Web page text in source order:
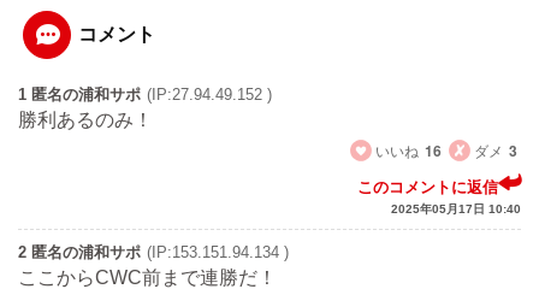
コメント
1 匿名の浦和サポ (IP:27.94.49.152 )
勝利あるのみ！
いいね 16 ダメ 3
このコメントに返信
2025年05月17日 10:40
2 匿名の浦和サポ (IP:153.151.94.134 )
ここからCWC前まで連勝だ！